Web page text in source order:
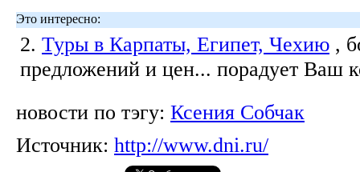
Это интересно:
2. Туры в Карпаты, Египет, Чехию ,
предложений и цен... порадует Ваш
новости по тэгу: Ксения Собчак
Источник: http://www.dni.ru/